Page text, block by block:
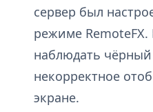
сервер был
режиме
наблюдать
некорректное
экране.